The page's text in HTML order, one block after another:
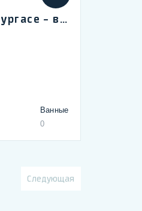
Достойное жилье в Бургасе – в 400 метрах от моря, Кастело дом в Сарафово
Ванные
0
Следующая